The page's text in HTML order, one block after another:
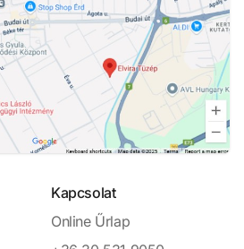
Kapcsolat
Online Űrlap